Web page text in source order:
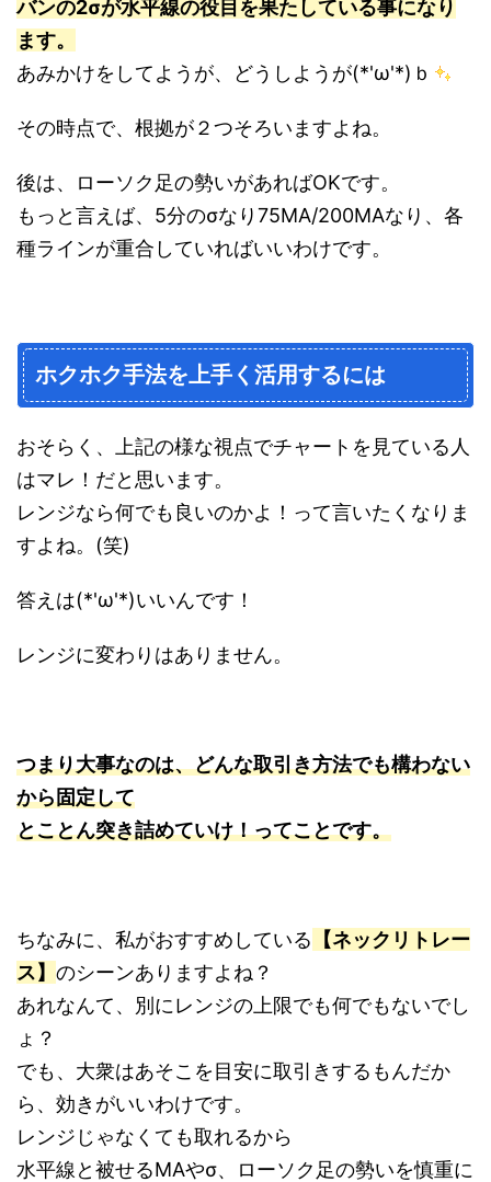
バンの2σが水平線の役目を果たしている事になり
ます。
あみかけをしてようが、どうしようが(*'ω'*)ｂ
その時点で、根拠が２つそろいますよね。
後は、ローソク足の勢いがあればOKです。
もっと言えば、5分のσなり75MA/200MAなり、各
種ラインが重合していればいいわけです。
ホクホク手法を上手く活用するには
おそらく、上記の様な視点でチャートを見ている人
はマレ！だと思います。
レンジなら何でも良いのかよ！って言いたくなりま
すよね。(笑)
答えは(*'ω'*)いいんです！
レンジに変わりはありません。
つまり大事なのは、どんな取引き方法でも構わない
から固定して
とことん突き詰めていけ！ってことです。
ちなみに、私がおすすめしている 【ネックリトレー
ス】 のシーンありますよね？
あれなんて、別にレンジの上限でも何でもないでし
ょ？
でも、大衆はあそこを目安に取引きするもんだか
ら、効きがいいわけです。
レンジじゃなくても取れるから
水平線と被せるMAやσ、ローソク足の勢いを慎重に